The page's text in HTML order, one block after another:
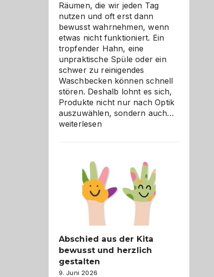
Räumen, die wir jeden Tag
nutzen und oft erst dann
bewusst wahrnehmen, wenn
etwas nicht funktioniert. Ein
tropfender Hahn, eine
unpraktische Spüle oder ein
schwer zu reinigendes
Waschbecken können schnell
stören. Deshalb lohnt es sich,
Produkte nicht nur nach Optik
auszuwählen, sondern auch…
weiterlesen
Abschied aus der Kita
bewusst und herzlich
gestalten
9. Juni 2026